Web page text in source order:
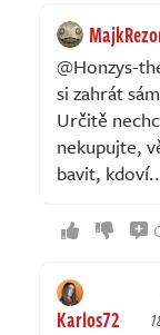
@Honzys-
si zahrát
Určitě
nekupujte,
bavit,
Karlos72